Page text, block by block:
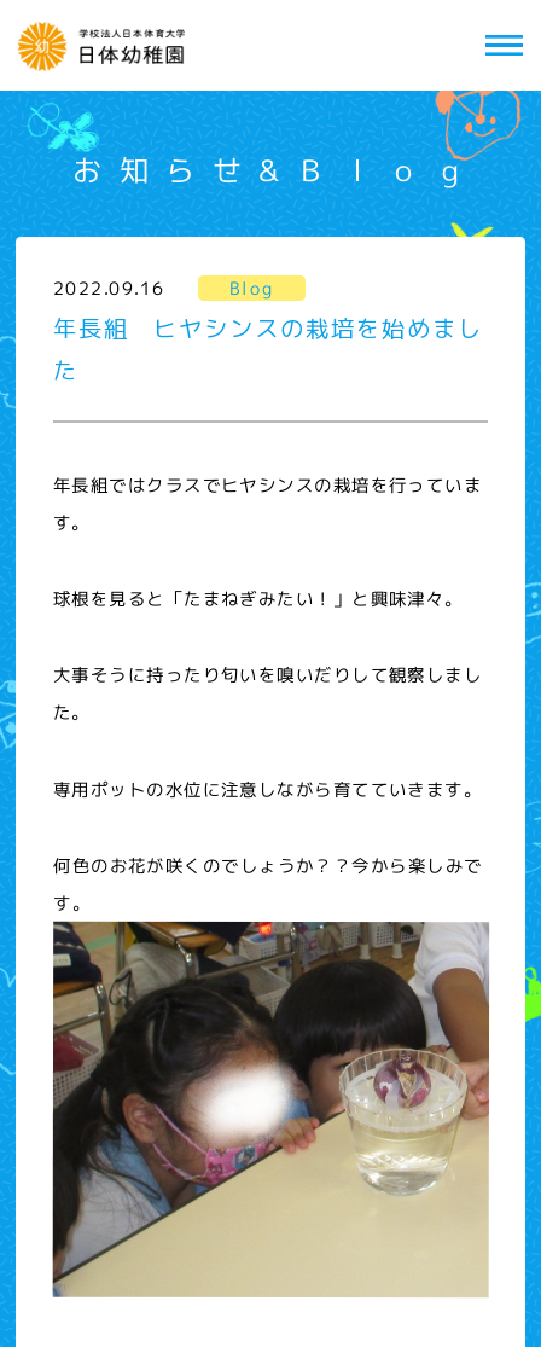
お知らせ&Ｂｌｏｇ
2022.09.16 Blog
年長組 ヒヤシンスの栽培を始めまし
た
年長組ではクラスでヒヤシンスの栽培を行っていま
す。
球根を見ると「たまねぎみたい！」と興味津々。
大事そうに持ったり匂いを嗅いだりして観察しまし
た。
専用ポットの水位に注意しながら育てていきます。
何色のお花が咲くのでしょうか？？今から楽しみで
す。